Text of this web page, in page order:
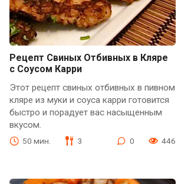
Рецепт Свиных Отбивных в Кляре
с Соусом Карри
Этот рецепт свиных отбивных в пивном
кляре из муки и соуса карри готовится
быстро и порадует вас насыщенным
вкусом.
50 мин. 3 0 446